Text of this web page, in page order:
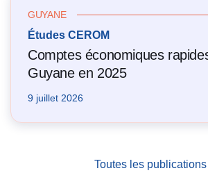
GUYANE
Études CEROM
Comptes économiques
Guyane en 2025
9 juillet 2026
Toutes les publications